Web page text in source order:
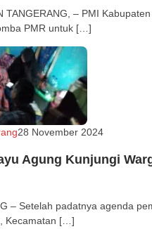
TANGERANG, – PMI
PMR untuk […]
Redaksi
28 November 2024
Agung Kunjungi
– Setelah padatnya agenda
Kecamatan […]